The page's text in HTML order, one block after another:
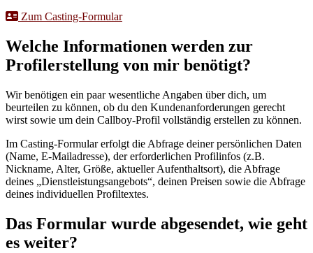
Zum Casting-Formular
Welche Informationen werden zur
Profilerstellung von mir benötigt?
Wir benötigen ein paar wesentliche Angaben über dich, um
beurteilen zu können, ob du den Kundenanforderungen gerecht
wirst sowie um dein Callboy-Profil vollständig erstellen zu können.
Im Casting-Formular erfolgt die Abfrage deiner persönlichen Daten
(Name, E-Mailadresse), der erforderlichen Profilinfos (z.B.
Nickname, Alter, Größe, aktueller Aufenthaltsort), die Abfrage
deines „Dienstleistungsangebots“, deinen Preisen sowie die Abfrage
deines individuellen Profiltextes.
Das Formular wurde abgesendet, wie geht
es weiter?